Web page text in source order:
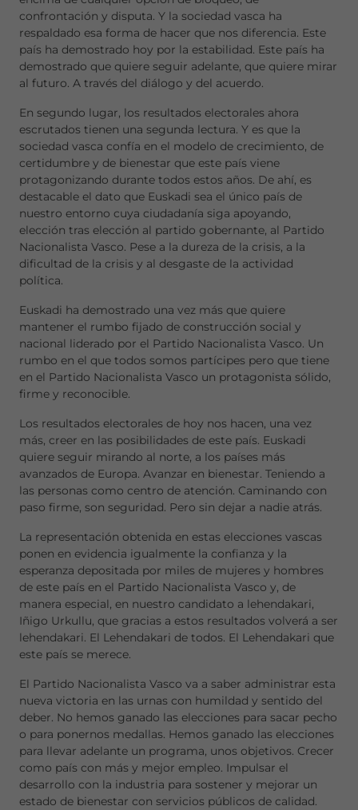
confrontación y disputa. Y la sociedad vasca ha
respaldado esa forma de hacer que nos diferencia. Este
país ha demostrado hoy por la estabilidad. Este país ha
demostrado que quiere seguir adelante, que quiere mirar
al futuro. A través del diálogo y del acuerdo.
En segundo lugar, los resultados electorales ahora
escrutados tienen una segunda lectura. Y es que la
sociedad vasca confía en el modelo de crecimiento, de
certidumbre y de bienestar que este país viene
protagonizando durante todos estos años. De ahí, es
destacable el dato que Euskadi sea el único país de
nuestro entorno cuya ciudadanía siga apoyando,
elección tras elección al partido gobernante, al Partido
Nacionalista Vasco. Pese a la dureza de la crisis, a la
dificultad de la crisis y al desgaste de la actividad
política.
Euskadi ha demostrado una vez más que quiere
mantener el rumbo fijado de construcción social y
nacional liderado por el Partido Nacionalista Vasco. Un
rumbo en el que todos somos partícipes pero que tiene
en el Partido Nacionalista Vasco un protagonista sólido,
firme y reconocible.
Los resultados electorales de hoy nos hacen, una vez
más, creer en las posibilidades de este país. Euskadi
quiere seguir mirando al norte, a los países más
avanzados de Europa. Avanzar en bienestar. Teniendo a
las personas como centro de atención. Caminando con
paso firme, son seguridad. Pero sin dejar a nadie atrás.
La representación obtenida en estas elecciones vascas
ponen en evidencia igualmente la confianza y la
esperanza depositada por miles de mujeres y hombres
de este país en el Partido Nacionalista Vasco y, de
manera especial, en nuestro candidato a lehendakari,
Iñigo Urkullu, que gracias a estos resultados volverá a ser
lehendakari. El Lehendakari de todos. El Lehendakari que
este país se merece.
El Partido Nacionalista Vasco va a saber administrar esta
nueva victoria en las urnas con humildad y sentido del
deber. No hemos ganado las elecciones para sacar pecho
o para ponernos medallas. Hemos ganado las elecciones
para llevar adelante un programa, unos objetivos. Crecer
como país con más y mejor empleo. Impulsar el
desarrollo con la industria para sostener y mejorar un
estado de bienestar con servicios públicos de calidad.